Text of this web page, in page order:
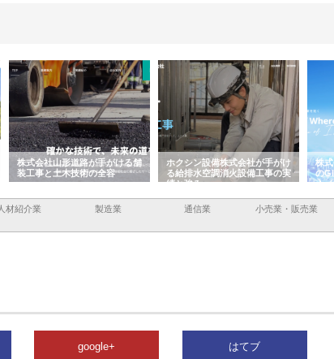
道路が手がける舗
技術の全容
ホクシン設備株式会社が手がけ
る給排水空調消火設備工事の実
績と強み
株式会社東京シー・
のGISインフラ管理
入メリット
人材紹介業 製造業 通信業 小売業・販売業
google+ はてブ